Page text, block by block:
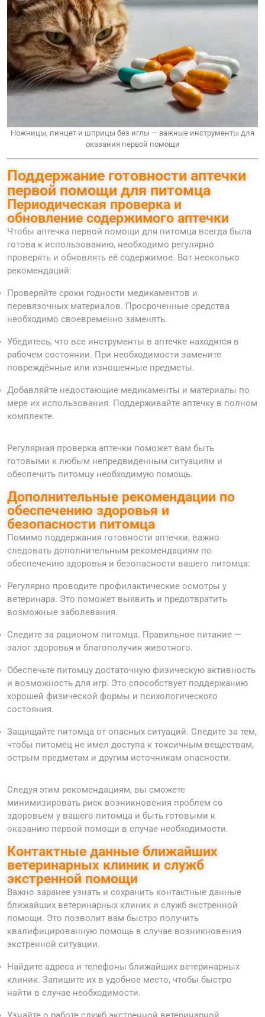
Ножницы, пинцет и шприцы без иглы — важные инструменты для
оказания первой помощи
Поддержание готовности аптечки
первой помощи для питомца
Периодическая проверка и
обновление содержимого аптечки
Чтобы аптечка первой помощи для питомца всегда была
готова к использованию, необходимо регулярно
проверять и обновлять её содержимое. Вот несколько
рекомендаций:
Проверяйте сроки годности медикаментов и
перевязочных материалов. Просроченные средства
необходимо своевременно заменять.
Убедитесь, что все инструменты в аптечке находятся в
рабочем состоянии. При необходимости замените
повреждённые или изношенные предметы.
Добавляйте недостающие медикаменты и материалы по
мере их использования. Поддерживайте аптечку в полном
комплекте.
Регулярная проверка аптечки поможет вам быть
готовыми к любым непредвиденным ситуациям и
обеспечить питомцу необходимую помощь.
Дополнительные рекомендации по
обеспечению здоровья и
безопасности питомца
Помимо поддержания готовности аптечки, важно
следовать дополнительным рекомендациям по
обеспечению здоровья и безопасности вашего питомца:
Регулярно проводите профилактические осмотры у
ветеринара. Это поможет выявить и предотвратить
возможные заболевания.
Следите за рационом питомца. Правильное питание —
залог здоровья и благополучия животного.
Обеспечьте питомцу достаточную физическую активность
и возможность для игр. Это способствует поддержанию
хорошей физической формы и психологического
состояния.
Защищайте питомца от опасных ситуаций. Следите за тем,
чтобы питомец не имел доступа к токсичным веществам,
острым предметам и другим источникам опасности.
Следуя этим рекомендациям, вы сможете
минимизировать риск возникновения проблем со
здоровьем у вашего питомца и быть готовыми к
оказанию первой помощи в случае необходимости.
Контактные данные ближайших
ветеринарных клиник и служб
экстренной помощи
Важно заранее узнать и сохранить контактные данные
ближайших ветеринарных клиник и служб экстренной
помощи. Это позволит вам быстро получить
квалифицированную помощь в случае возникновения
экстренной ситуации.
Найдите адреса и телефоны ближайших ветеринарных
клиник. Запишите их в удобное место, чтобы быстро
найти в случае необходимости.